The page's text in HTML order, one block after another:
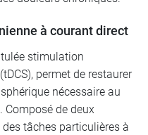
à courant direct
stimulation
permet de restaurer
nécessaire au
Composé de deux
tâches particulières à